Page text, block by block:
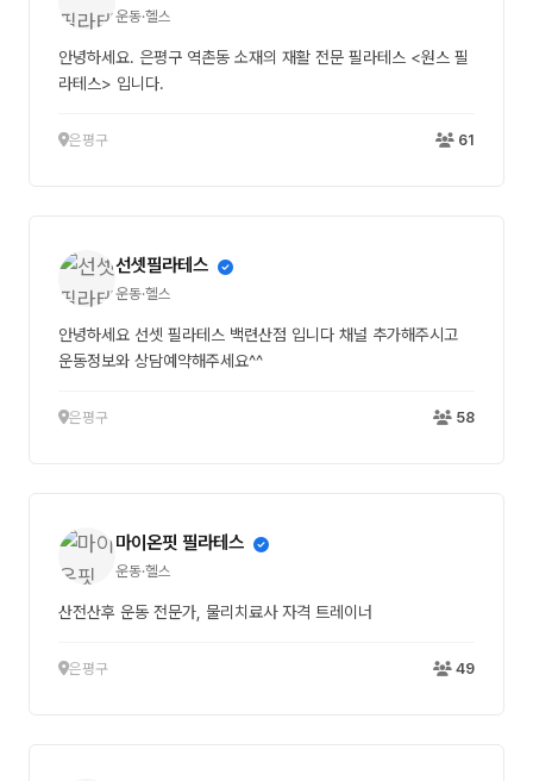
운동·헬스
안녕하세요. 은평구 역촌동 소재의 재활 전문 필라테스 <원스 필
라테스> 입니다.
은평구 61
선셋필라테스
운동·헬스
안녕하세요 선셋 필라테스 백련산점 입니다 채널 추가해주시고
운동정보와 상담예약해주세요^^
은평구 58
마이온핏 필라테스
운동·헬스
산전산후 운동 전문가, 물리치료사 자격 트레이너
은평구 49